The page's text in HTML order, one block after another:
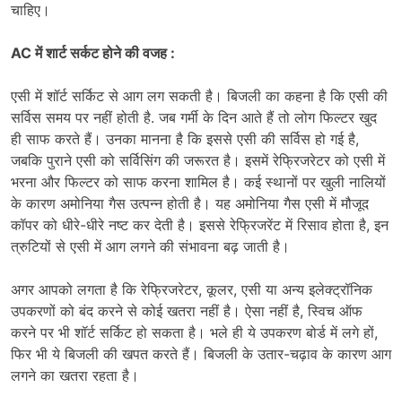
चाहिए।
AC में शार्ट सर्कट होने की वजह :
एसी में शॉर्ट सर्किट से आग लग सकती है। बिजली का कहना है कि एसी की
सर्विस समय पर नहीं होती है. जब गर्मी के दिन आते हैं तो लोग फिल्टर खुद
ही साफ करते हैं। उनका मानना ​​है कि इससे एसी की सर्विस हो गई है,
जबकि पुराने एसी को सर्विसिंग की जरूरत है। इसमें रेफ्रिजरेटर को एसी में
भरना और फिल्टर को साफ करना शामिल है। कई स्थानों पर खुली नालियों
के कारण अमोनिया गैस उत्पन्न होती है। यह अमोनिया गैस एसी में मौजूद
कॉपर को धीरे-धीरे नष्ट कर देती है। इससे रेफ्रिजरेंट में रिसाव होता है, इन
त्रुटियों से एसी में आग लगने की संभावना बढ़ जाती है।
अगर आपको लगता है कि रेफ्रिजरेटर, कूलर, एसी या अन्य इलेक्ट्रॉनिक
उपकरणों को बंद करने से कोई खतरा नहीं है। ऐसा नहीं है, स्विच ऑफ
करने पर भी शॉर्ट सर्किट हो सकता है। भले ही ये उपकरण बोर्ड में लगे हों,
फिर भी ये बिजली की खपत करते हैं। बिजली के उतार-चढ़ाव के कारण आग
लगने का खतरा रहता है।